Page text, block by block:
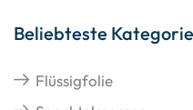
Beliebteste
Flüssigfolie